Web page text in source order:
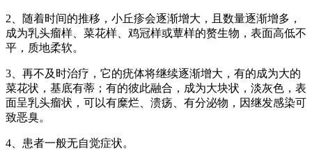
2、随着时间的推移，小丘疹会逐渐增大，且数量逐渐增多，
成为乳头瘤样、菜花样、鸡冠样或蕈样的赘生物，表面高低不
平，质地柔软。
3、再不及时治疗，它的疣体将继续逐渐增大，有的成为大的
菜花状，基底有蒂；有的彼此融合，成为大块状，淡灰色，表
面呈乳头瘤状，可以有糜烂、溃疡、有分泌物，因继发感染可
致恶臭。
4、患者一般无自觉症状。